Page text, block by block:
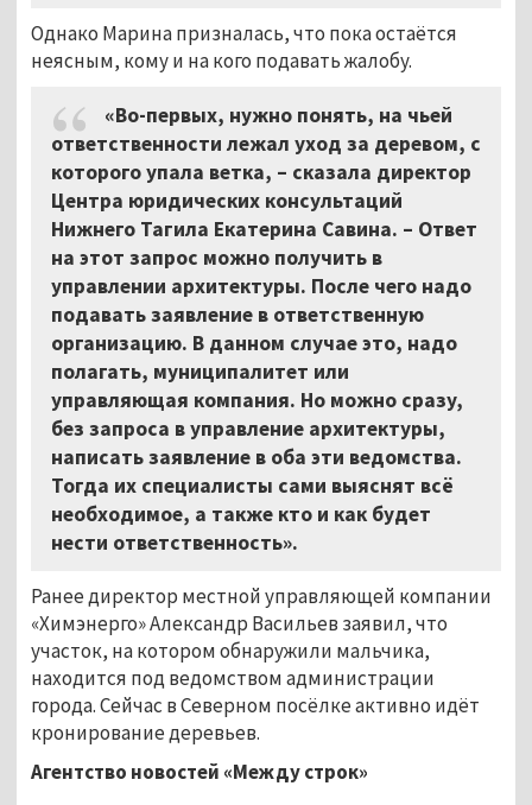
Однако Марина призналась, что пока остаётся
неясным, кому и на кого подавать жалобу.
«Во-первых, нужно понять, на чьей
ответственности лежал уход за деревом, с
которого упала ветка, – сказала директор
Центра юридических консультаций
Нижнего Тагила Екатерина Савина. – Ответ
на этот запрос можно получить в
управлении архитектуры. После чего надо
подавать заявление в ответственную
организацию. В данном случае это, надо
полагать, муниципалитет или
управляющая компания. Но можно сразу,
без запроса в управление архитектуры,
написать заявление в оба эти ведомства.
Тогда их специалисты сами выяснят всё
необходимое, а также кто и как будет
нести ответственность».
Ранее директор местной управляющей компании
«Химэнерго» Александр Васильев заявил, что
участок, на котором обнаружили мальчика,
находится под ведомством администрации
города. Сейчас в Северном посёлке активно идёт
кронирование деревьев.
Агентство новостей «Между строк»